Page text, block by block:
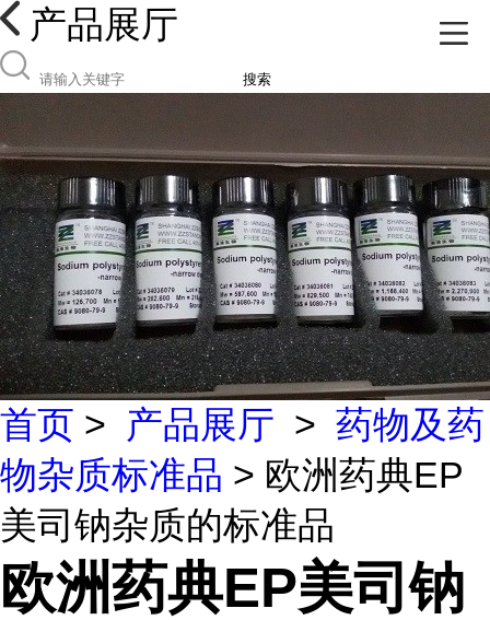
产品展厅
搜索
首页 > 产品展厅 > 药物及药
物杂质标准品 > 欧洲药典EP
美司钠杂质的标准品
欧洲药典EP美司钠